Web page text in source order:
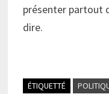
présenter partout
dire.
ÉTIQUETTÉ